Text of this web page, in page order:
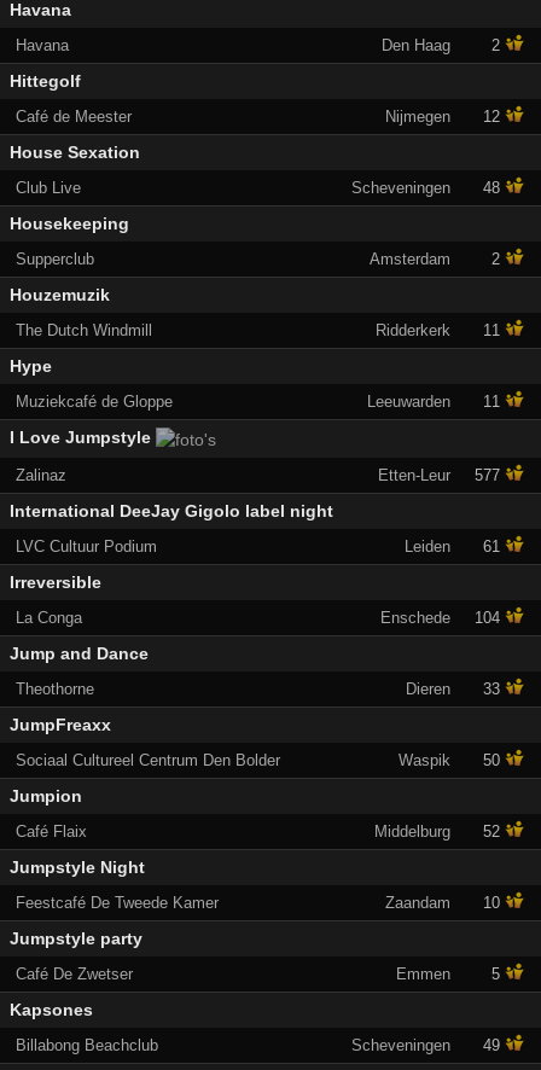
Havana
Havana Den Haag 2
Hittegolf
Café de Meester Nijmegen 12
House Sexation
Club Live Scheveningen 48
Housekeeping
Supperclub Amsterdam 2
Houzemuzik
The Dutch Windmill Ridderkerk 11
Hype
Muziekcafé de Gloppe Leeuwarden 11
I Love Jumpstyle
Zalinaz Etten-Leur 577
International DeeJay Gigolo label night
LVC Cultuur Podium Leiden 61
Irreversible
La Conga Enschede 104
Jump and Dance
Theothorne Dieren 33
JumpFreaxx
Sociaal Cultureel Centrum Den Bolder Waspik 50
Jumpion
Café Flaix Middelburg 52
Jumpstyle Night
Feestcafé De Tweede Kamer Zaandam 10
Jumpstyle party
Café De Zwetser Emmen 5
Kapsones
Billabong Beachclub Scheveningen 49